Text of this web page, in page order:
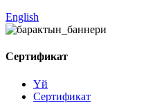
English
Сертификат
Үй
Сертификат